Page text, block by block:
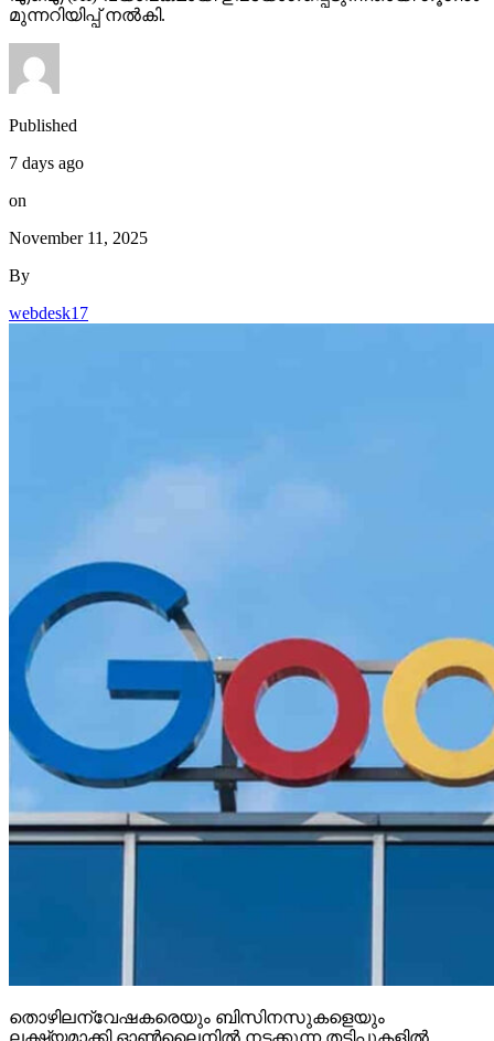
മുന്നറിയിപ്പ് നല്‍കി.
Published
7 days ago
on
November 11, 2025
By
webdesk17
തൊഴിലന്വേഷകരെയും ബിസിനസുകളെയും
ലക്ഷ്യമാക്കി ഓണ്‍ലൈനില്‍ നടക്കുന്ന തട്ടിപ്പുകളില്‍